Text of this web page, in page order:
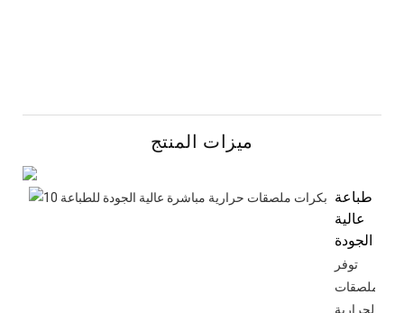
ميزات المنتج
طباعة
عالية
الجودة
توفر
الملصقات